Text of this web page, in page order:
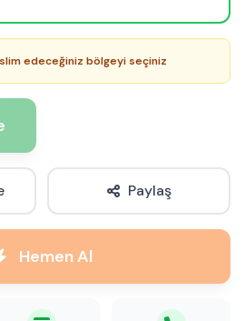
edeceğiniz bölgeyi seçiniz
Paylaş
Hemen Al